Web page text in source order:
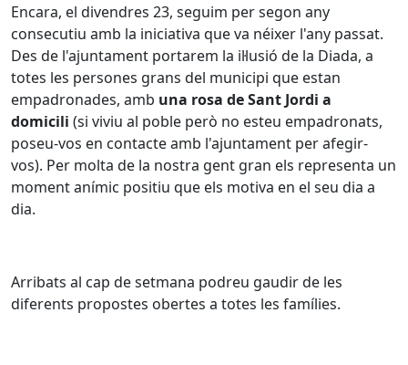
Encara, el divendres 23, seguim per segon any
consecutiu amb la iniciativa que va néixer l'any passat.
Des de l'ajuntament portarem la il·lusió de la Diada, a
totes les persones grans del municipi que estan
empadronades, amb una rosa de Sant Jordi a
domicili (si viviu al poble però no esteu empadronats,
poseu-vos en contacte amb l'ajuntament per afegir-
vos). Per molta de la nostra gent gran els representa un
moment anímic positiu que els motiva en el seu dia a
dia.
Arribats al cap de setmana podreu gaudir de les
diferents propostes obertes a totes les famílies.